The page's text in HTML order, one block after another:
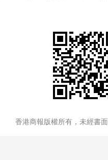
香港商報版權所有，未經書面